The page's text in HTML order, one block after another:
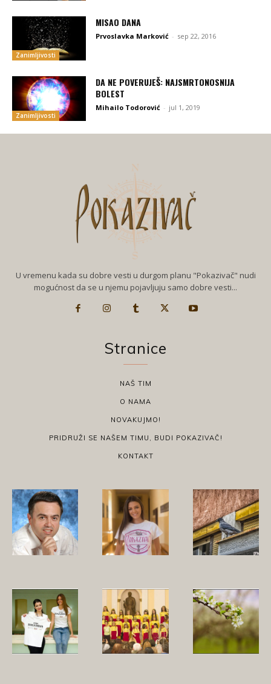
Zanimljivosti
MISAO DANA
Prvoslavka Marković - sep 22, 2016
Zanimljivosti
DA NE POVERUJEŠ: NAJSMRTONOSNIJA
BOLEST
Mihailo Todorović - jul 1, 2019
U vremenu kada su dobre vesti u durgom planu "Pokazivač" nudi
mogućnost da se u njemu pojavljuju samo dobre vesti...
Stranice
NAŠ TIM
O NAMA
NOVAKUJMO!
PRIDRUŽI SE NAŠEM TIMU, BUDI POKAZIVAČ!
KONTAKT